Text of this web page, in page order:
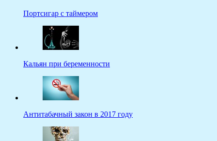
Портсигар с таймером
Кальян при беременности
Антитабачный закон в 2017 году